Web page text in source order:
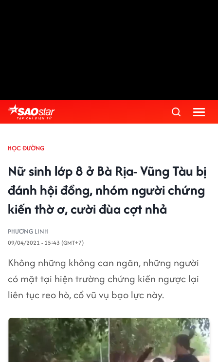
HỌC ĐƯỜNG
Nữ sinh lớp 8 ở Bà Rịa- Vũng Tàu bị
đánh hội đồng, nhóm người chứng
kiến thờ ơ, cười đùa cợt nhả
PHƯƠNG LINH
09/04/2021 - 15:43 (GMT+7)
Không những không can ngăn, những người
có mặt tại hiện trường chứng kiến ngược lại
liên tục reo hò, cổ vũ vụ bạo lực này.